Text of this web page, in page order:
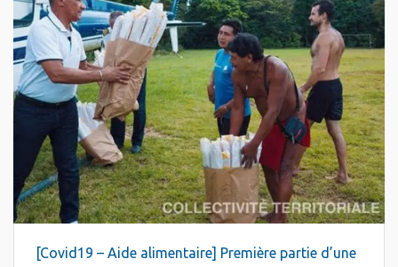
[Covid19 – Aide alimentaire] Première partie d’une